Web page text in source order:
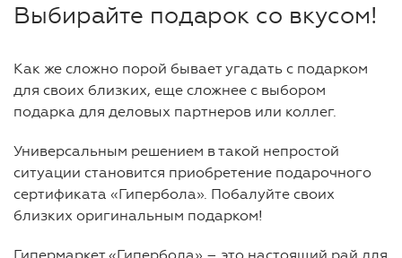
Выбирайте подарок со вкусом!
Как же сложно порой бывает угадать с подарком
для своих близких, еще сложнее с выбором
подарка для деловых партнеров или коллег.
Универсальным решением в такой непростой
ситуации становится приобретение подарочного
сертификата «Гипербола». Побалуйте своих
близких оригинальным подарком!
Нажимая на кнопку, вы соглашаетесь
cПолитикой обработки персональных данных
Телефон
Продолжить